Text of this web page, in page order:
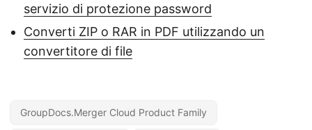
servizio di protezione password
Converti ZIP o RAR in PDF utilizzando un
convertitore di file
GroupDocs.Merger Cloud Product Family